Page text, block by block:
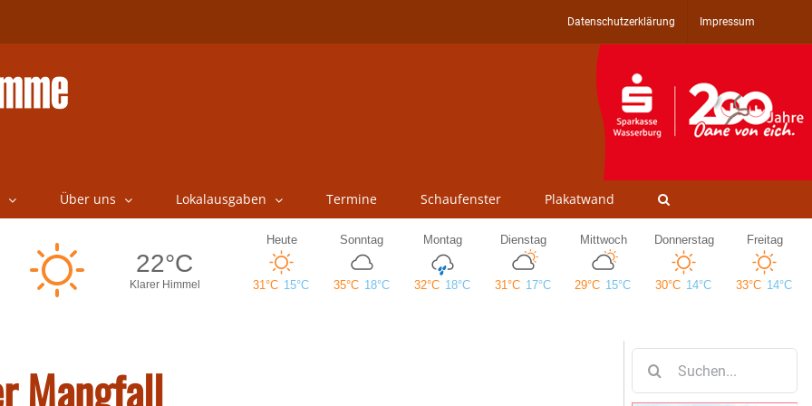
Datenschutzerklärung Impressum
Über uns Lokalausgaben Termine Schaufenster Plakatwand
Mangfall
nach: